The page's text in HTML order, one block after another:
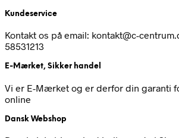
Kundeservice
Kontakt os på email: kontakt@c-
58531213
E-Mærket, Sikker handel
Vi er E-Mærket og er derfor din garanti
online
Dansk Webshop